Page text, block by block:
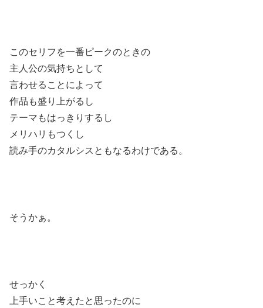
このセリフを一番ピークのときの
主人公の気持ちとして
言わせることによって
作品も盛り上がるし
テーマもはっきりするし
メリハリもつくし
読み手のカタルシスともなるわけである。
そうかぁ。
せっかく
上手いこと考えたと思ったのに